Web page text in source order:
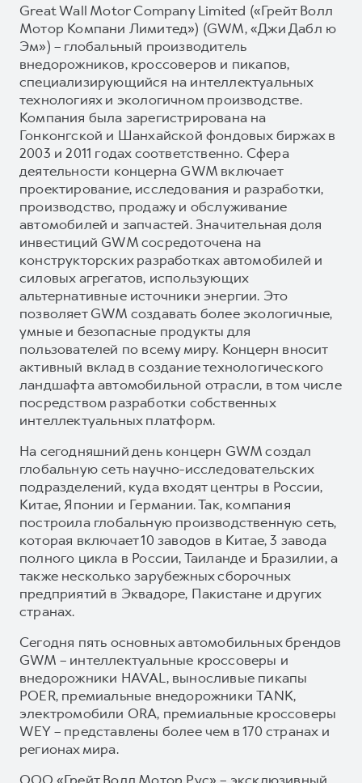
Great Wall Motor Company Limited («Грейт Волл
Мотор Компани Лимитед») (GWM, «Джи Дабл ю
Эм») – глобальный производитель
внедорожников, кроссоверов и пикапов,
специализирующийся на интеллектуальных
технологиях и экологичном производстве.
Компания была зарегистрирована на
Гонконгской и Шанхайской фондовых биржах в
2003 и 2011 годах соответственно. Сфера
деятельности концерна GWM включает
проектирование, исследования и разработки,
производство, продажу и обслуживание
автомобилей и запчастей. Значительная доля
инвестиций GWM сосредоточена на
конструкторских разработках автомобилей и
силовых агрегатов, использующих
альтернативные источники энергии. Это
позволяет GWM создавать более экологичные,
умные и безопасные продукты для
пользователей по всему миру. Концерн вносит
активный вклад в создание технологического
ландшафта автомобильной отрасли, в том числе
посредством разработки собственных
интеллектуальных платформ.
На сегодняшний день концерн GWM создал
глобальную сеть научно-исследовательских
подразделений, куда входят центры в России,
Китае, Японии и Германии. Так, компания
построила глобальную производственную сеть,
которая включает 10 заводов в Китае, 3 завода
полного цикла в России, Таиланде и Бразилии, а
также несколько зарубежных сборочных
предприятий в Эквадоре, Пакистане и других
странах.
Сегодня пять основных автомобильных брендов
GWM – интеллектуальные кроссоверы и
внедорожники HAVAL, выносливые пикапы
POER, премиальные внедорожники TANK,
электромобили ORA, премиальные кроссоверы
WEY – представлены более чем в 170 странах и
регионах мира.